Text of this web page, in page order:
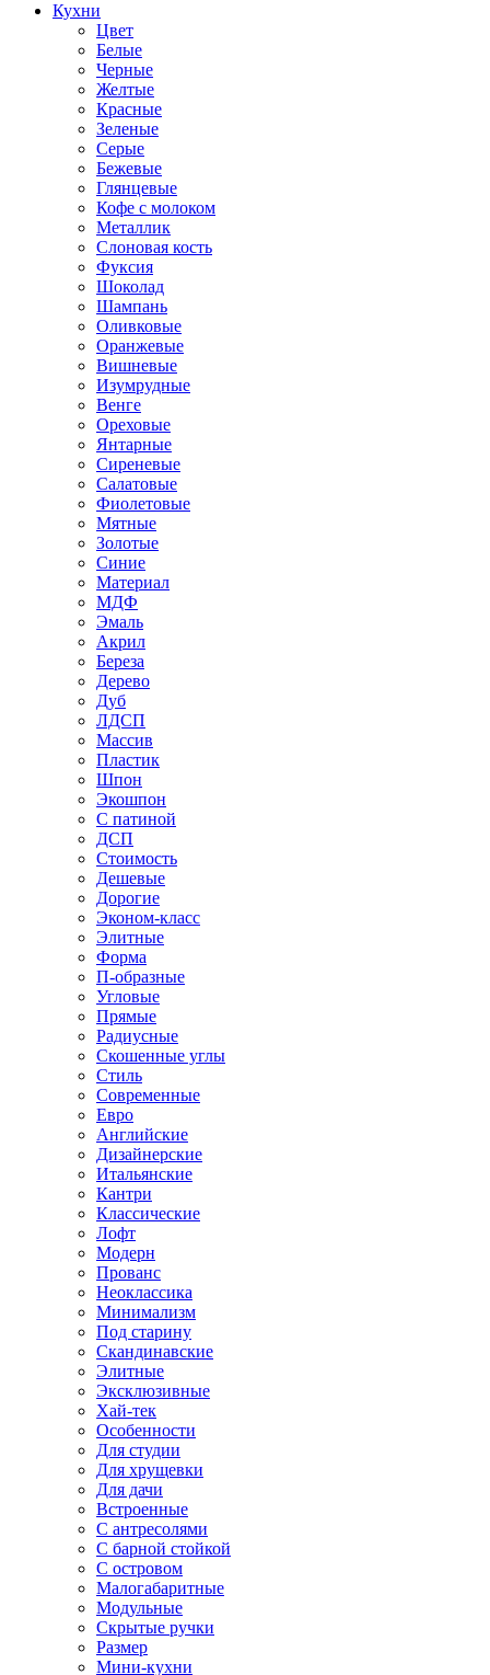
Кухни
Цвет
Белые
Черные
Желтые
Красные
Зеленые
Серые
Бежевые
Глянцевые
Кофе с молоком
Металлик
Слоновая кость
Фуксия
Шоколад
Шампань
Оливковые
Оранжевые
Вишневые
Изумрудные
Венге
Ореховые
Янтарные
Сиреневые
Салатовые
Фиолетовые
Мятные
Золотые
Синие
Материал
МДФ
Эмаль
Акрил
Береза
Дерево
Дуб
ЛДСП
Массив
Пластик
Шпон
Экошпон
С патиной
ДСП
Стоимость
Дешевые
Дорогие
Эконом-класс
Элитные
Форма
П-образные
Угловые
Прямые
Радиусные
Скошенные углы
Стиль
Современные
Евро
Английские
Дизайнерские
Итальянские
Кантри
Классические
Лофт
Модерн
Прованс
Неоклассика
Минимализм
Под старину
Скандинавские
Элитные
Эксклюзивные
Хай-тек
Особенности
Для студии
Для хрущевки
Для дачи
Встроенные
С антресолями
С барной стойкой
С островом
Малогабаритные
Модульные
Скрытые ручки
Размер
Мини-кухни